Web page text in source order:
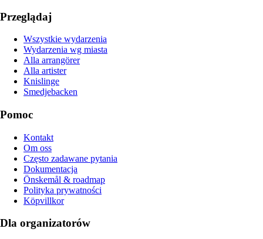
Przeglądaj
Wszystkie wydarzenia
Wydarzenia wg miasta
Alla arrangörer
Alla artister
Knislinge
Smedjebacken
Pomoc
Kontakt
Om oss
Często zadawane pytania
Dokumentacja
Önskemål & roadmap
Polityka prywatności
Köpvillkor
Dla organizatorów